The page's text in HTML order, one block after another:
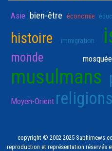
Asie bien-être économie
histoire immigration
monde mosquée
musulmans
Moyen-Orient religions
copyright © 2002-2025
reproduction et représentation réservés